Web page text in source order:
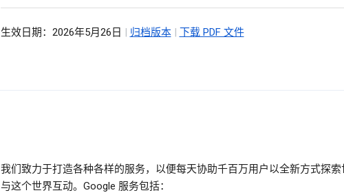
生效日期：2026年5月26日 | 归档版本 | 下载 PDF 文件
我们致力于打造各种各样的服务，以便每天协助千百万用户以全新方式探索
与这个世界互动。Google 服务包括：